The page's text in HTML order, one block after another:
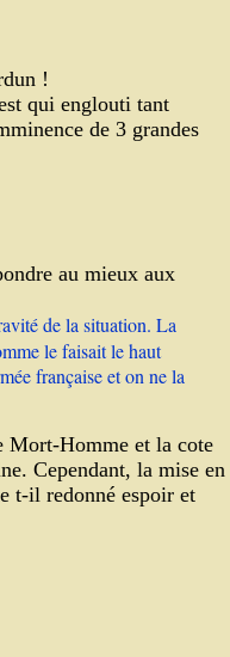
!
qui englouti tant
de 3 grandes
au mieux aux
de la situation. La
le faisait le haut
française et on ne la
Mort-Homme et la cote
Cependant, la mise en
t-il redonné espoir et